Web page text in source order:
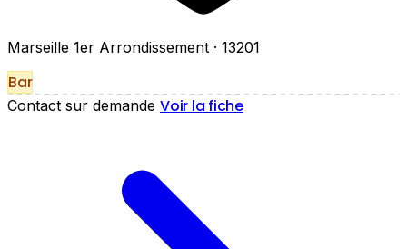
Marseille 1er Arrondissement · 13201
Bar
Contact sur demande Voir la fiche